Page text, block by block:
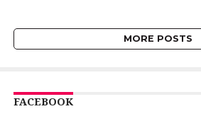
MORE POSTS
FACEBOOK